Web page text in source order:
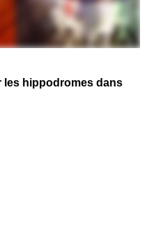
les hippodromes dans